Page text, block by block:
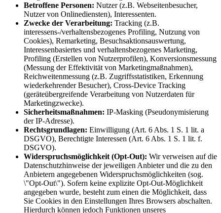
Betroffene Personen: Nutzer (z.B. Webseitenbesucher,
Nutzer von Onlinediensten), Interessenten.
Zwecke der Verarbeitung: Tracking (z.B.
interessens-/verhaltensbezogenes Profiling, Nutzung von
Cookies), Remarketing, Besuchsaktionsauswertung,
Interessenbasiertes und verhaltensbezogenes Marketing,
Profiling (Erstellen von Nutzerprofilen), Konversionsmessung
(Messung der Effektivität von Marketingmaßnahmen),
Reichweitenmessung (z.B. Zugriffsstatistiken, Erkennung
wiederkehrender Besucher), Cross-Device Tracking
(geräteübergreifende Verarbeitung von Nutzerdaten für
Marketingzwecke).
Sicherheitsmaßnahmen: IP-Masking (Pseudonymisierung
der IP-Adresse).
Rechtsgrundlagen: Einwilligung (Art. 6 Abs. 1 S. 1 lit. a
DSGVO), Berechtigte Interessen (Art. 6 Abs. 1 S. 1 lit. f.
DSGVO).
Widerspruchsmöglichkeit (Opt-Out): Wir verweisen auf die
Datenschutzhinweise der jeweiligen Anbieter und die zu den
Anbietern angegebenen Widerspruchsmöglichkeiten (sog.
\"Opt-Out\"). Sofern keine explizite Opt-Out-Möglichkeit
angegeben wurde, besteht zum einen die Möglichkeit, dass
Sie Cookies in den Einstellungen Ihres Browsers abschalten.
Hierdurch können jedoch Funktionen unseres